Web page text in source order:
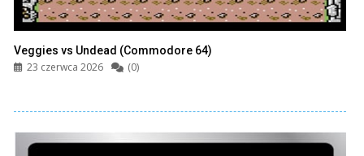
Veggies vs Undead (Commodore 64)
23 czerwca 2026 (0)